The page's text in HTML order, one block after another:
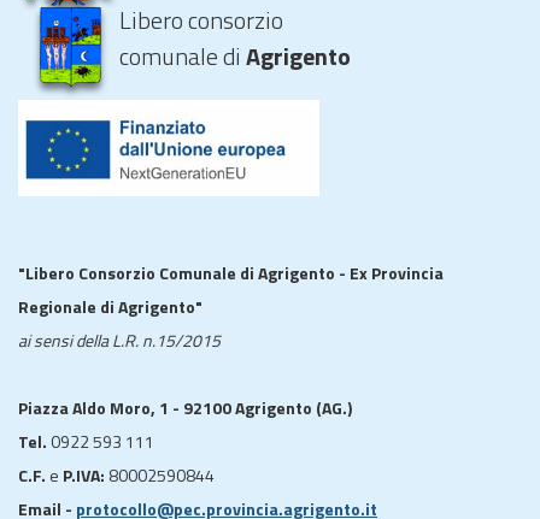
Libero consorzio
comunale diAgrigento
"Libero Consorzio Comunale di Agrigento - Ex Provincia
Regionale di Agrigento"
ai sensi della L.R. n.15/2015
Piazza Aldo Moro, 1 - 92100 Agrigento (AG.)
Tel. 0922 593 111
C.F. e P.IVA: 80002590844
Email - protocollo@pec.provincia.agrigento.it